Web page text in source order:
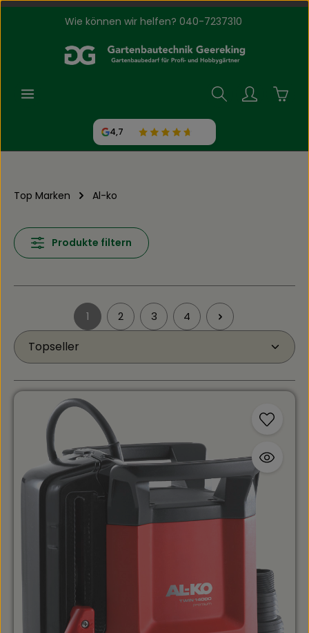
Zum Hauptinhalt springen
Wie können wir helfen? 040-7237310
4,7
Top Marken Al-ko
Produkte filtern
Seite
1 Seite
2 Seite
3 Seite
4